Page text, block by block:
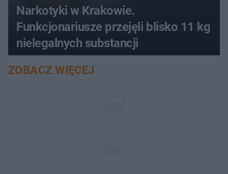
Narkotyki w Krakowie.
Funkcjonariusze przejęli blisko 11 kg
nielegalnych substancji
ZOBACZ WIĘCEJ